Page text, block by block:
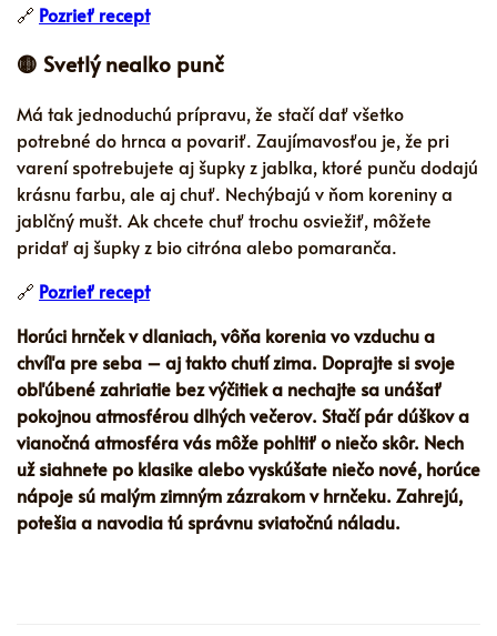
🔗 Pozrieť recept
🟡 Svetlý nealko punč
Má tak jednoduchú prípravu, že stačí dať všetko
potrebné do hrnca a povariť. Zaujímavosťou je, že pri
varení spotrebujete aj šupky z jablka, ktoré punču dodajú
krásnu farbu, ale aj chuť. Nechýbajú v ňom koreniny a
jablčný mušt. Ak chcete chuť trochu osviežiť, môžete
pridať aj šupky z bio citróna alebo pomaranča.
🔗 Pozrieť recept
Horúci hrnček v dlaniach, vôňa korenia vo vzduchu a
chvíľa pre seba – aj takto chutí zima. Doprajte si svoje
obľúbené zahriatie bez výčitiek a nechajte sa unášať
pokojnou atmosférou dlhých večerov. Stačí pár dúškov a
vianočná atmosféra vás môže pohltiť o niečo skôr. Nech
už siahnete po klasike alebo vyskúšate niečo nové, horúce
nápoje sú malým zimným zázrakom v hrnčeku. Zahrejú,
potešia a navodia tú správnu sviatočnú náladu.